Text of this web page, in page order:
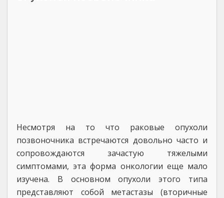
Несмотря на то что раковые опухоли
позвоночника встречаются довольно часто и
сопровождаются зачастую тяжелыми
симптомами, эта форма онкологии еще мало
изучена. В основном опухоли этого типа
представляют собой метастазы (вторичные